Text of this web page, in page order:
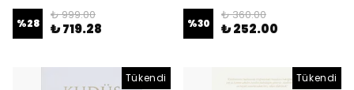
%28
₺ 999.00
₺ 719.28 %30
₺ 360.00
₺ 252.00
Tükendi Tükendi